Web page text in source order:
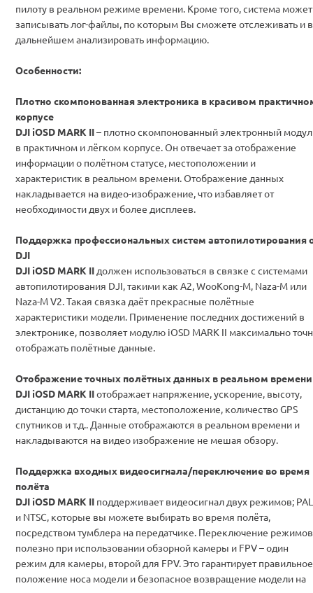
пилоту в реальном режиме времени. Кроме того, система может
записывать лог-файлы, по которым Вы сможете отслеживать и в
дальнейшем анализировать информацию
Особенности:
Плотно скомпонованная электроника в красивом
корпусе
DJI iOSD MARK II– плотно скомпонованный электронный
в практичном и лёгком корпусе. Он отвечает за отображение
информации о полётном статусе, местоположении и
характеристик в реальном времени. Отображение данных
накладывается на видео-изображение, что избавляет от
необходимости двух и более дисплеев.
Поддержка профессиональных систем автопилотирования
DJI
DJI iOSD MARK II должен использоваться в связке с системами
автопилотирования DJI, такими как A2, WooKong-M, Naza-M или
Naza-M V2. Такая связка даёт прекрасные полётные
характеристики модели. Применение последних достижений в
электронике, позволяет модулю iOSD MARK II максимально
отображать полётные данные.
Отображение точных полётных данных в реальном времени
DJI iOSD MARK IIотображает напряжение, ускорение, высоту,
дистанцию до точки старта, местоположение, количество GPS
спутников и т.д.. Данные отображаются в реальном времени и
накладываются на видео изображение не мешая обзору.
Поддержка входных видеосигнала/переключение во время
полёта
DJI iOSD MARK II поддерживает видеосигнал двух режимов; PAL
и NTSC, которые вы можете выбирать во время полёта,
посредством тумблера на передатчике. Переключение режимов
полезно при использовании обзорной камеры и FPV – один
режим для камеры, второй для FPV. Это гарантирует правильное
положение носа модели и безопасное возвращение модели на